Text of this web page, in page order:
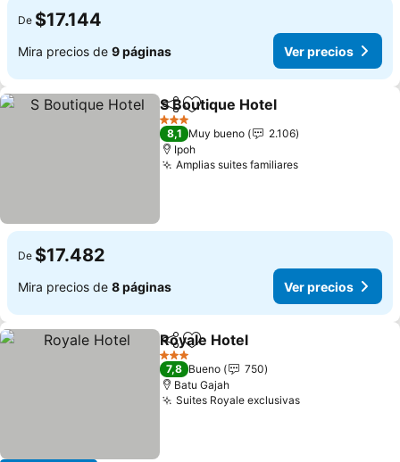
De $17.144
Mira precios de 9 páginas Ver precios
CompartirAgregar a favoritos
S Boutique Hotel
3 Estrellas
8,1 Muy bueno
2.106
Ipoh
Amplias suites familiares
De $17.482
Mira precios de 8 páginas Ver precios
CompartirAgregar a favoritos
Royale Hotel
3 Estrellas
7,8 Bueno
750
Batu Gajah
Suites Royale exclusivas